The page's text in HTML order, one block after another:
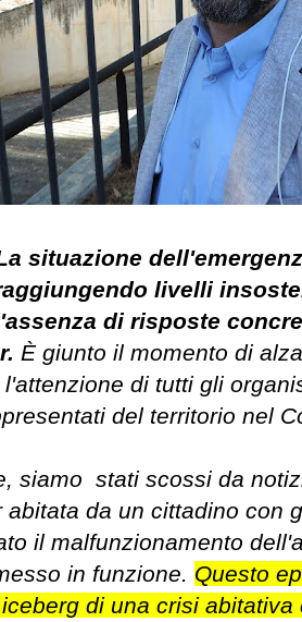
situazione
livelli
di risposte
È giunto il momento di
di tutti gli
del territorio nel
siamo stati scossi da
abitata da un cittadino con
il malfunzionamento
in funzione. Questo
di una crisi